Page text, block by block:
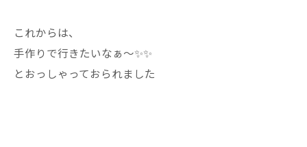
これからは、
手作りで行きたいなぁ〜✨✨
とおっしゃっておられました